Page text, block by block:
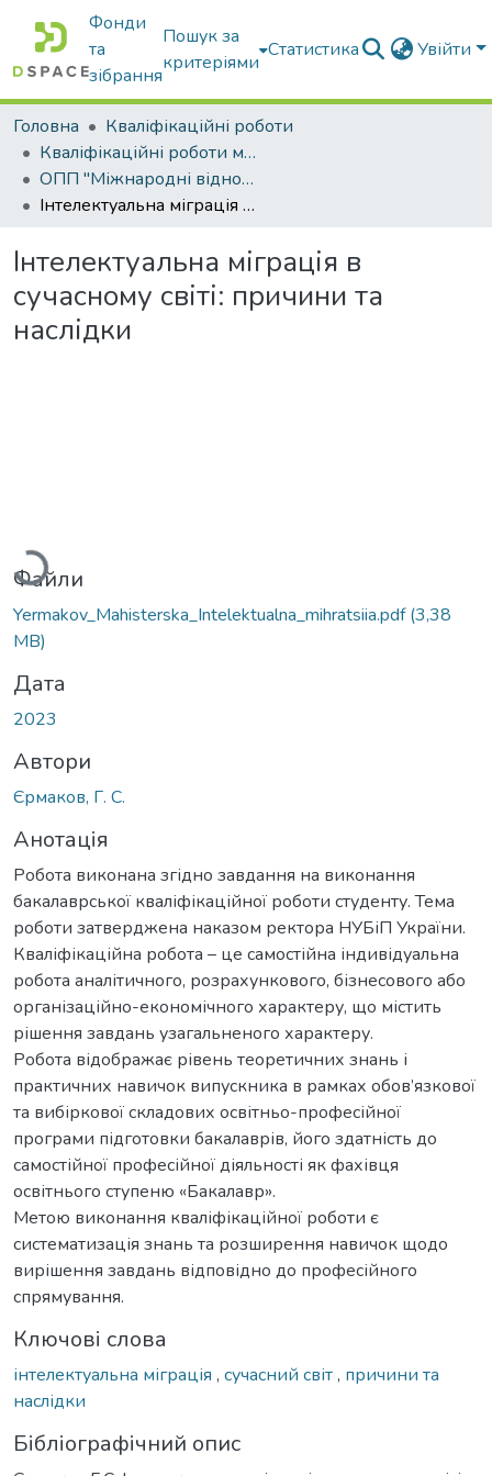
Фонди
та
зібрання
Пошук за
критеріями
Статистика Увійти
Головна
Кваліфікаційні роботи
Кваліфікаційні роботи магістрів
ОПП "Міжнародні відносини, суспільні комунікації та регіональні студії"
Інтелектуальна міграція в сучасному світі: причини та наслідки
Інтелектуальна міграція в
сучасному світі: причини та
наслідки
Вантажиться...
Файли
Yermakov_Mahisterska_Intelektualna_mihratsiia.pdf(3,38
MB)
Дата
2023
Автори
Єрмаков, Г. С.
Анотація
Робота виконана згідно завдання на виконання
бакалаврської кваліфікаційної роботи студенту. Тема
роботи затверджена наказом ректора НУБіП України.
Кваліфікаційна робота – це самостійна індивідуальна
робота аналітичного, розрахункового, бізнесового або
організаційно-економічного характеру, що містить
рішення завдань узагальненого характеру.
Робота відображає рівень теоретичних знань і
практичних навичок випускника в рамках обов’язкової
та вибіркової складових освітньо-професійної
програми підготовки бакалаврів, його здатність до
самостійної професійної діяльності як фахівця
освітнього ступеню «Бакалавр».
Метою виконання кваліфікаційної роботи є
систематизація знань та розширення навичок щодо
вирішення завдань відповідно до професійного
спрямування.
Ключові слова
інтелектуальна міграція , сучасний світ, причини та
наслідки
Бібліографічний опис